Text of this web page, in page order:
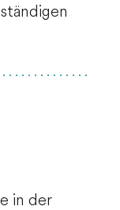
in der